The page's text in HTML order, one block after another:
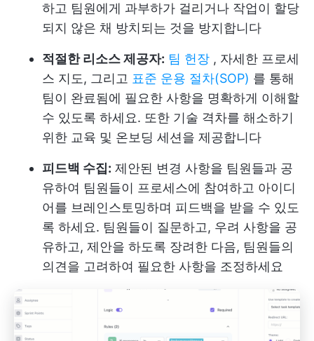
하고 팀원에게 과부하가 걸리거나 작업이 할당
되지 않은 채 방치되는 것을 방지합니다
적절한 리소스 제공자: 팀 헌장 , 자세한 프로세
스 지도, 그리고 표준 운용 절차(SOP) 를 통해
팀이 완료됨에 필요한 사항을 명확하게 이해할
수 있도록 하세요. 또한 기술 격차를 해소하기
위한 교육 및 온보딩 세션을 제공합니다
피드백 수집: 제안된 변경 사항을 팀원들과 공
유하여 팀원들이 프로세스에 참여하고 아이디
어를 브레인스토밍하며 피드백을 받을 수 있도
록 하세요. 팀원들이 질문하고, 우려 사항을 공
유하고, 제안을 하도록 장려한 다음, 팀원들의
의견을 고려하여 필요한 사항을 조정하세요